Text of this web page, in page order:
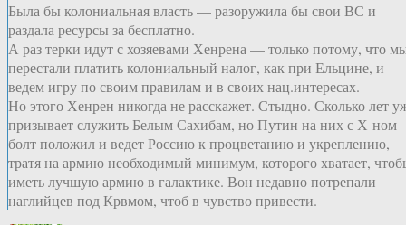
Была бы колониальная власть — разоружила бы свои ВС и
раздала ресурсы за бесплатно.
А раз терки идут с хозяевами Хенрена — только потому, что
перестали платить колониальный налог, как при Ельцине, и
ведем игру по своим правилам и в своих нац.интересах.
Но этого Хенрен никогда не расскажет. Стыдно. Сколько лет
призывает служить Белым Сахибам, но Путин на них с Х-ном
болт положил и ведет Россию к процветанию и укреплению,
тратя на армию необходимый минимум, которого хватает,
иметь лучшую армию в галактике. Вон недавно потрепали
наглийцев под Крвмом, чтоб в чувство привести.